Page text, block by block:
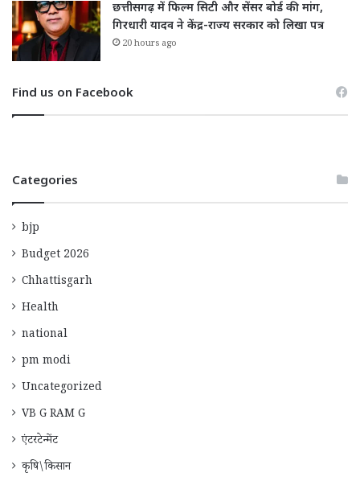
छत्तीसगढ़ में फिल्म सिटी और सेंसर बोर्ड की मांग,
गिरधारी यादव ने केंद्र-राज्य सरकार को लिखा पत्र
20 hours ago
Find us on Facebook
Categories
bjp
Budget 2026
Chhattisgarh
Health
national
pm modi
Uncategorized
VB G RAM G
एंटरटेन्मेंट
कृषि\किसान